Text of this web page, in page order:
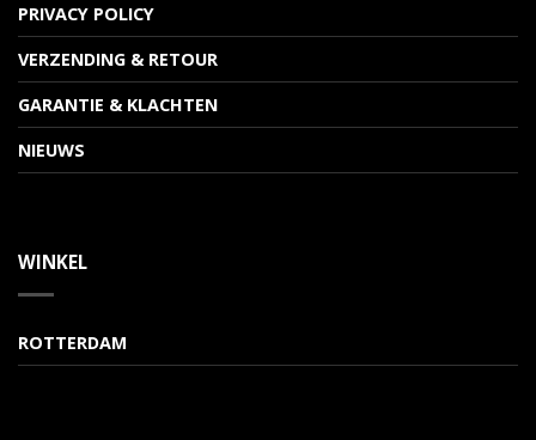
PRIVACY POLICY
VERZENDING & RETOUR
GARANTIE & KLACHTEN
NIEUWS
WINKEL
ROTTERDAM